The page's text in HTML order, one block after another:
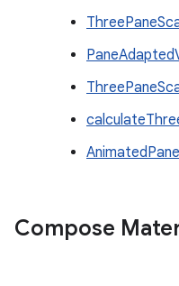
AnimatedPane
Compose